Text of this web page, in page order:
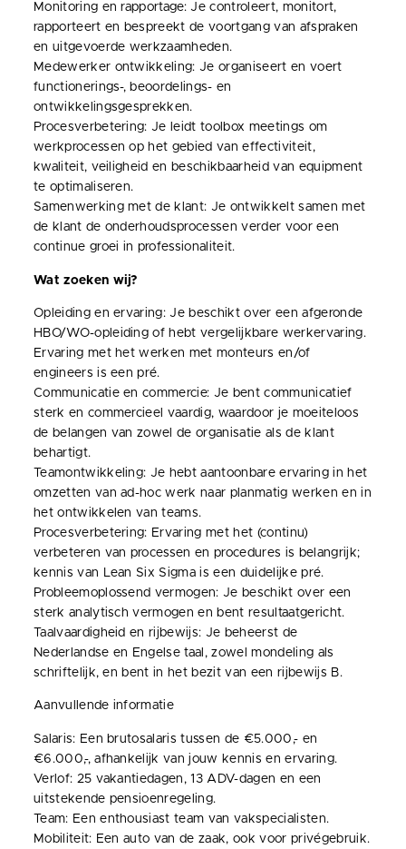
Monitoring en rapportage: Je controleert, monitort,
rapporteert en bespreekt de voortgang van afspraken
en uitgevoerde werkzaamheden.
Medewerker ontwikkeling: Je organiseert en voert
functionerings-, beoordelings- en
ontwikkelingsgesprekken.
Procesverbetering: Je leidt toolbox meetings om
werkprocessen op het gebied van effectiviteit,
kwaliteit, veiligheid en beschikbaarheid van equipment
te optimaliseren.
Samenwerking met de klant: Je ontwikkelt samen met
de klant de onderhoudsprocessen verder voor een
continue groei in professionaliteit.
Wat zoeken wij?
Opleiding en ervaring: Je beschikt over een afgeronde
HBO/WO-opleiding of hebt vergelijkbare werkervaring.
Ervaring met het werken met monteurs en/of
engineers is een pré.
Communicatie en commercie: Je bent communicatief
sterk en commercieel vaardig, waardoor je moeiteloos
de belangen van zowel de organisatie als de klant
behartigt.
Teamontwikkeling: Je hebt aantoonbare ervaring in het
omzetten van ad-hoc werk naar planmatig werken en in
het ontwikkelen van teams.
Procesverbetering: Ervaring met het (continu)
verbeteren van processen en procedures is belangrijk;
kennis van Lean Six Sigma is een duidelijke pré.
Probleemoplossend vermogen: Je beschikt over een
sterk analytisch vermogen en bent resultaatgericht.
Taalvaardigheid en rijbewijs: Je beheerst de
Nederlandse en Engelse taal, zowel mondeling als
schriftelijk, en bent in het bezit van een rijbewijs B.
Aanvullende informatie
Salaris: Een brutosalaris tussen de €5.000,- en
€6.000,-, afhankelijk van jouw kennis en ervaring.
Verlof: 25 vakantiedagen, 13 ADV-dagen en een
uitstekende pensioenregeling.
Team: Een enthousiast team van vakspecialisten.
Mobiliteit: Een auto van de zaak, ook voor privégebruik.